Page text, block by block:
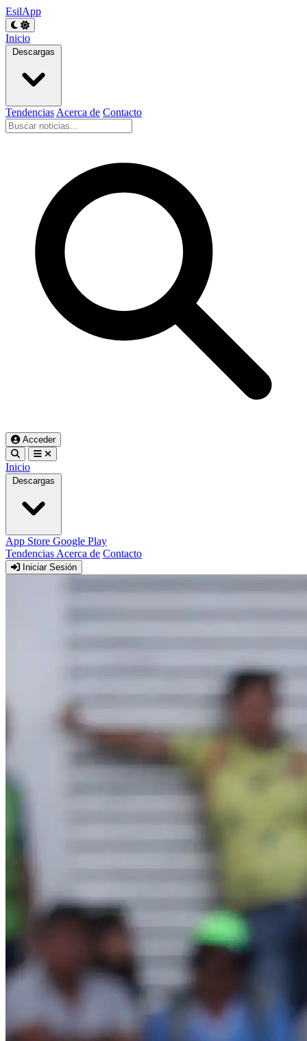
EsilApp
Inicio
Descargas
Tendencias Acerca de Contacto
Acceder
Inicio
Descargas
App Store Google Play
Tendencias Acerca de Contacto
Iniciar Sesión